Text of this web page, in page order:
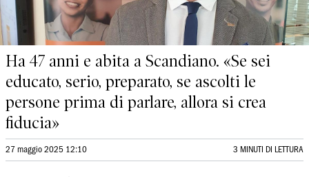
Ha 47 anni e abita a Scandiano. «Se sei
educato, serio, preparato, se ascolti le
persone prima di parlare, allora si crea
fiducia»
27 maggio 2025 12:10 3 MINUTI DI LETTURA